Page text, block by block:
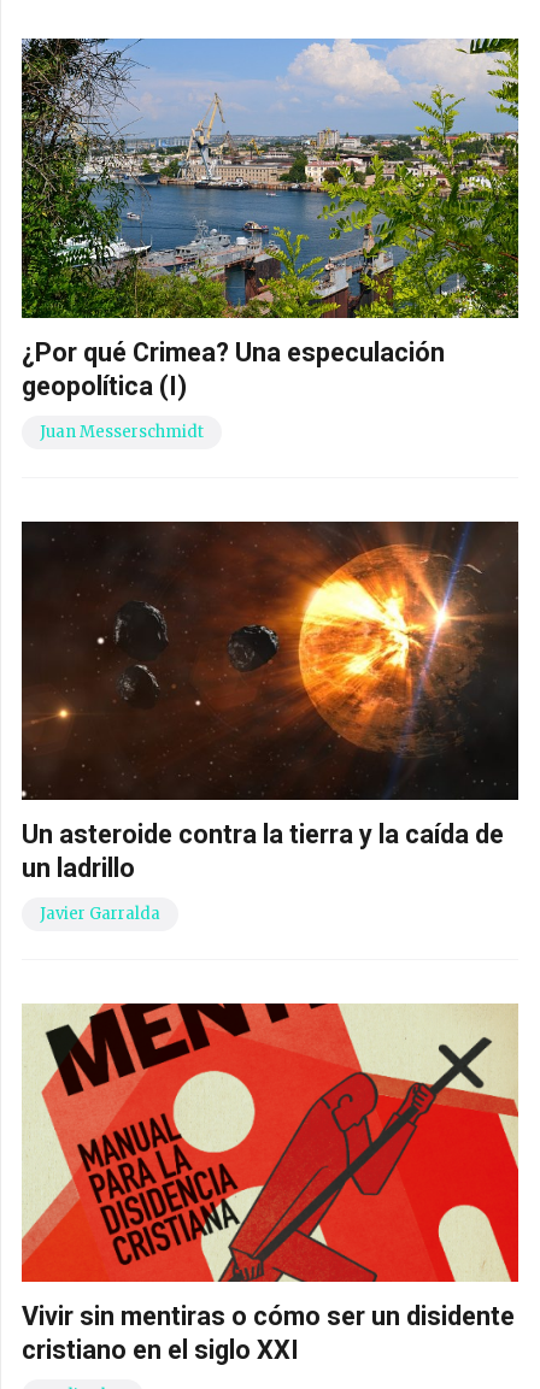
¿Por qué Crimea? Una especulación
geopolítica (I)
Juan Messerschmidt
Un asteroide contra la tierra y la caída de
un ladrillo
Javier Garralda
Vivir sin mentiras o cómo ser un disidente
cristiano en el siglo XXI